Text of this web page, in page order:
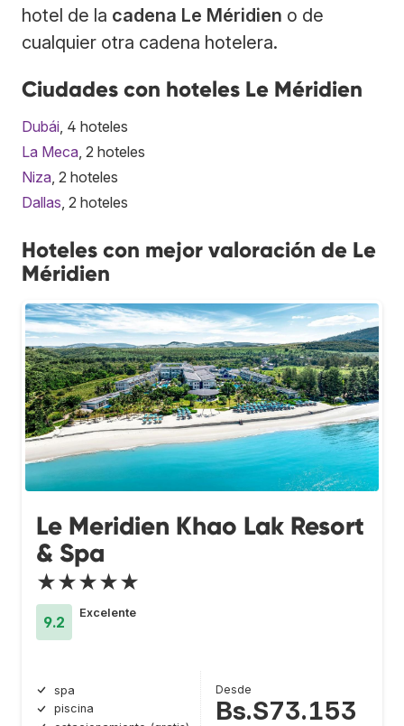
hotel de la cadena Le Méridien o de
cualquier otra cadena hotelera.
Ciudades con hoteles Le Méridien
Dubái , 4 hoteles
La Meca , 2 hoteles
Niza , 2 hoteles
Dallas , 2 hoteles
Hoteles con mejor valoración de Le
Méridien
Le Meridien Khao Lak Resort
& Spa
★★★★★
9.2
Excelente
spa
piscina
Desde
Bs.S73.153